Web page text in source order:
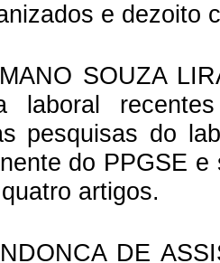
e dezoito
SOUZA
laboral
pesquisas do
do PPGSE
artigos.
DE